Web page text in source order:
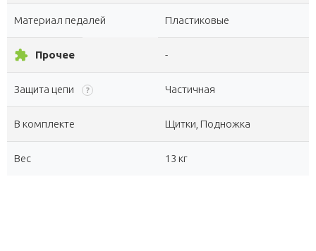
Материал педалей Пластиковые
extension Прочее -
Защита цепи ? Частичная
В комплекте Щитки, Подножка
Вес 13 кг